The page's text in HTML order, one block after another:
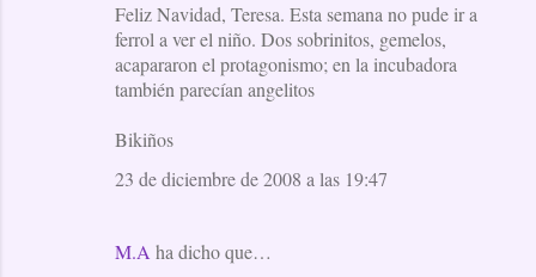
Feliz Navidad, Teresa. Esta semana no pude ir a
ferrol a ver el niño. Dos sobrinitos, gemelos,
acapararon el protagonismo; en la incubadora
también parecían angelitos
Bikiños
23 de diciembre de 2008 a las 19:47
M.A ha dicho que…